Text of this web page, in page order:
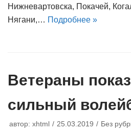
Нижневартовска, Покачей,
Нягани,… Подробнее »
Ветераны
сильный
автор: xhtml 25.03.2019 Без